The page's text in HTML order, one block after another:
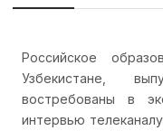
Российское
Узбекистане,
востребованы в
интервью